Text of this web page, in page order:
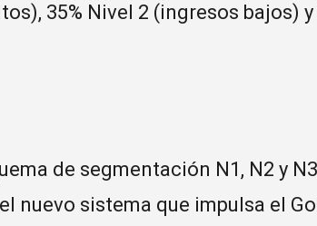
35% Nivel 2 (ingresos bajos) y
de segmentación N1, N2 y
nuevo sistema que impulsa el